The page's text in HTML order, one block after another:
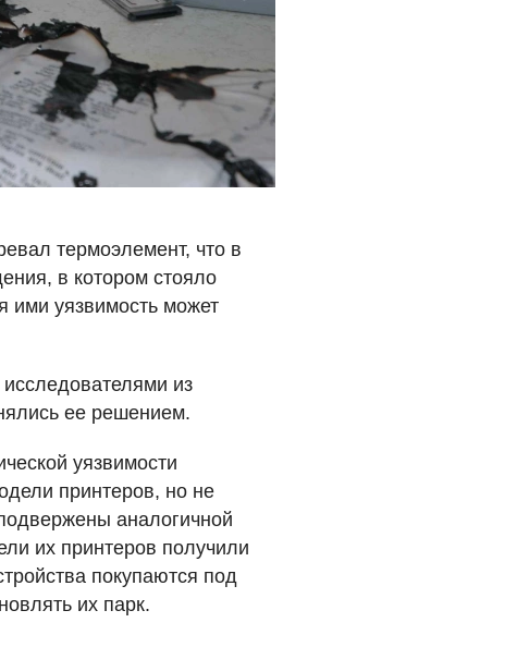
термоэлемент, что в
в котором стояло
ими уязвимость может
из
ее решением.
уязвимости
принтеров, но не
аналогичной
их принтеров получили
покупаются под
их парк.